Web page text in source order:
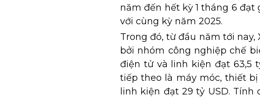
năm đến hết kỳ 1 tháng 6 đạt
với cùng kỳ năm 2025.
Trong đó, từ đầu năm tới
bởi nhóm công nghiệp chế
điện tử và linh kiện đạt 63,5
tiếp theo là máy móc, thiết bị
linh kiện đạt 29 tỷ USD.